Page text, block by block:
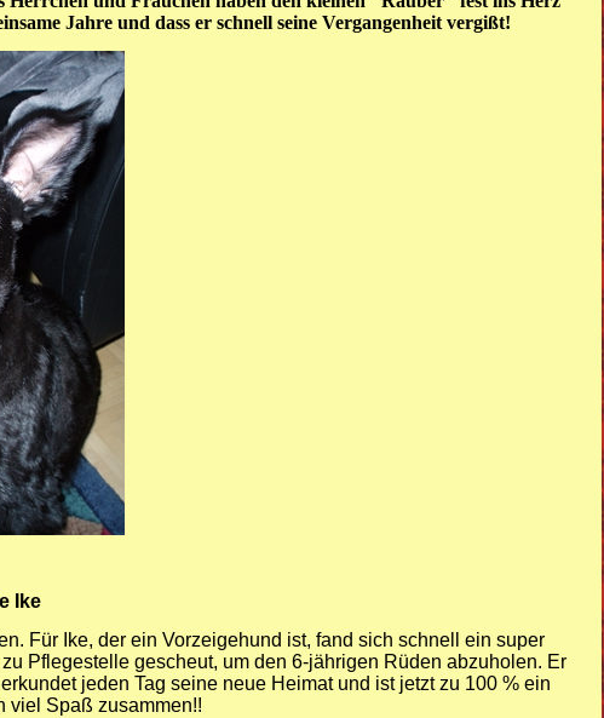
Jahre und dass er schnell seine Vergangenheit vergißt!
Ike
Für Ike, der ein Vorzeigehund ist, fand sich schnell ein super
Pflegestelle gescheut, um den 6-jährigen Rüden abzuholen. Er
jeden Tag seine neue Heimat und ist jetzt zu 100 % ein
viel Spaß zusammen!!